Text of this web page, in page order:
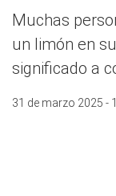
Muchas
un limón en
significado a
31 de marzo 2025 -